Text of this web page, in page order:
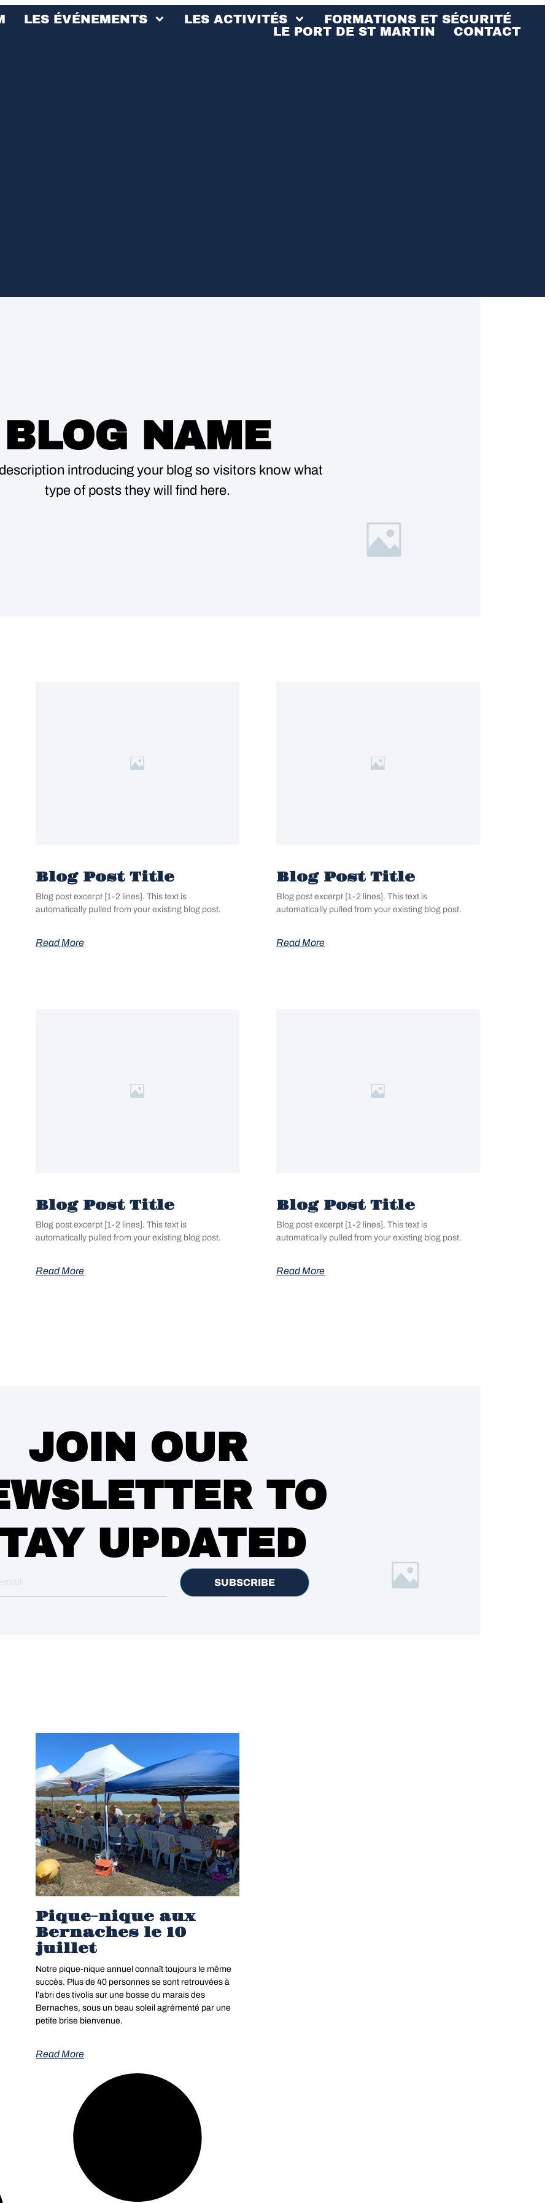
LES ÉVÉNEMENTS LES ACTIVITÉS
FORMATIONS ET SÉCURITÉ
LE PORT DE ST MARTIN
CONTACT
BLOG NAME
introducing your blog so visitors know what
type of posts they will find here.
Blog Post Title
Blog post excerpt [1-2 lines]. This text is
automatically pulled from your existing blog post.
Read More
Blog Post Title
Blog post excerpt [1-2 lines]. This text is
automatically pulled from your existing blog post.
Read More
Blog Post Title
Blog post excerpt [1-2 lines]. This text is
automatically pulled from your existing blog post.
Read More
Blog Post Title
Blog post excerpt [1-2 lines]. This text is
automatically pulled from your existing blog post.
Read More
JOIN OUR
TO
UPDATED
SUBSCRIBE
Pique-nique aux
Bernaches le 10
juillet
Notre pique-nique annuel connaît toujours le même
succès. Plus de 40 personnes se sont retrouvées à
l’abri des tivolis sur une bosse du marais des
Bernaches, sous un beau soleil agrémenté par une
petite brise bienvenue.
Read More